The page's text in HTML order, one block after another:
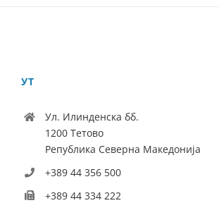
УТ
Ул. Илинденска бб.
1200 Тетово
Република Северна Македонија
+389 44 356 500
+389 44 334 222